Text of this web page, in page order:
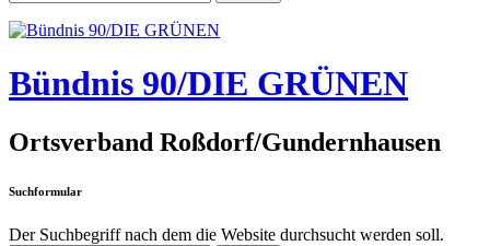
Bündnis 90/DIE GRÜNEN
Ortsverband Roßdorf/Gundernhausen
Suchformular
Der Suchbegriff nach dem die Website durchsucht werden soll.